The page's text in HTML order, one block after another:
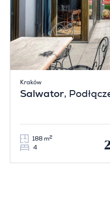
Kraków
Salwator,
188 m2
4